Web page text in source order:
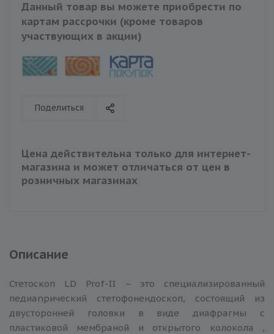
Данный товар вы можете приобрести по
картам рассрочки (кроме товаров
участвующих в акции)
Поделиться
Цена действительна только для интернет-
магазина и может отличаться от цен в
розничных магазинах
Описание
Стетоскоп LD Prof-II – это специализированный
педиаnрический стетофонендоскоп, состоящий из
двусторонней головки в виде диафрагмы с
пластиковой мембраной и открытого колокола ,